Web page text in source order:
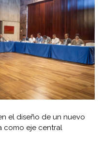
el diseño de un nuevo
como eje central